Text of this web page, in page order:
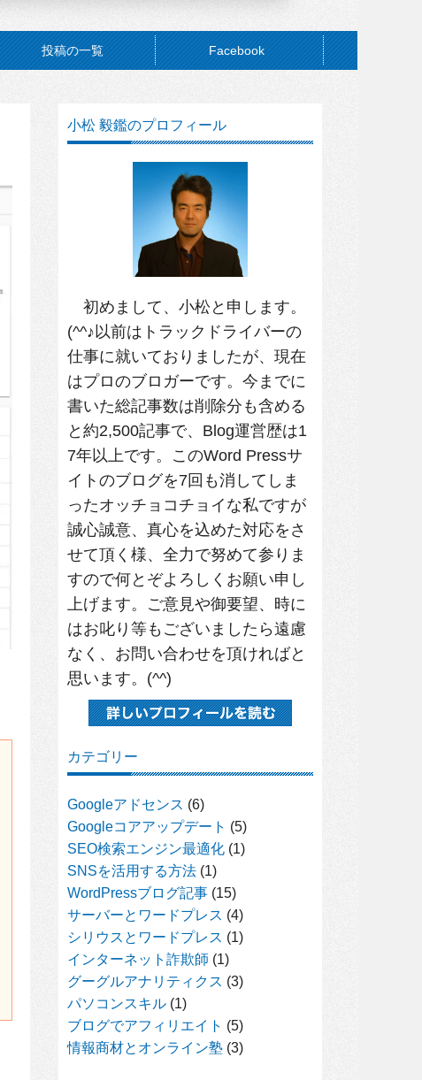
投稿の一覧 Facebook
小松 毅鑑のプロフィール
初めまして、小松と申します。
(^^♪以前はトラックドライバーの
仕事に就いておりましたが、現在
はプロのブロガーです。今までに
書いた総記事数は削除分も含める
と約2,500記事で、Blog運営歴は1
7年以上です。このWord Pressサ
イトのブログを7回も消してしま
ったオッチョコチョイな私ですが
誠心誠意、真心を込めた対応をさ
せて頂く様、全力で努めて参りま
すので何とぞよろしくお願い申し
上げます。ご意見や御要望、時に
はお叱り等もございましたら遠慮
なく、お問い合わせを頂ければと
思います。(^^)
カテゴリー
Googleアドセンス (6)
Googleコアアップデート (5)
SEO検索エンジン最適化 (1)
SNSを活用する方法 (1)
WordPressブログ記事 (15)
サーバーとワードプレス (4)
シリウスとワードプレス (1)
インターネット詐欺師 (1)
グーグルアナリティクス (3)
パソコンスキル (1)
ブログでアフィリエイト (5)
情報商材とオンライン塾 (3)